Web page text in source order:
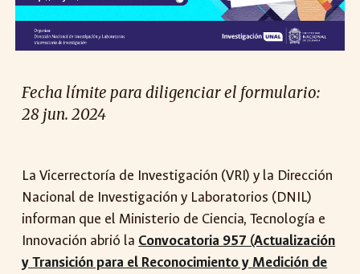
Fecha límite para diligenciar el formulario:
28 jun. 2024
La Vicerrectoría de Investigación (VRI) y la Dirección
Nacional de Investigación y Laboratorios (DNIL)
informan que el Ministerio de Ciencia, Tecnología e
Innovación abrió la Convocatoria 957 (Actualización
y Transición para el Reconocimiento y Medición de